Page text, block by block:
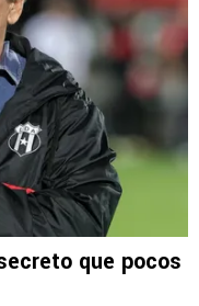
que pocos